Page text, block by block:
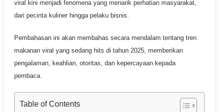
viral kini menjadi fenomena yang menarik perhatian masyarakat,
dari pecinta kuliner hingga pelaku bisnis.
Pembahasan ini akan membahas secara mendalam tentang tren
makanan viral yang sedang hits di tahun 2025, memberikan
pengalaman, keahlian, otoritas, dan kepercayaan kepada
pembaca.
Table of Contents